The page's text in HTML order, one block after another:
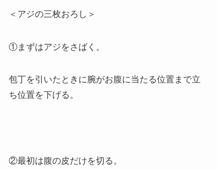
＜アジの三枚おろし＞
①まずはアジをさばく。
包丁を引いたときに腕がお腹に当たる位置まで立
ち位置を下げる。
②最初は腹の皮だけを切る。